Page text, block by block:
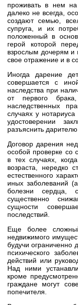
проживать в нем
далеко не всегда,
создают семью,
супруга, и их
положенный в
герой которой
взрослым дочерям и
свое отражение и в
Иногда дарение
совершается с
наследства при
от первого
наследственных
случаях у
удостоверении
разъяснить
Договор дарения
особой проверке со
в тех случаях,
возраста, нередко
естественного
иных заболеваний
болезни сердца,
существенно
сущности
последствий.
Еще более
недвижимого
будучи
психического
действий или
Над ними
кроме
граждане могут
попечителя.